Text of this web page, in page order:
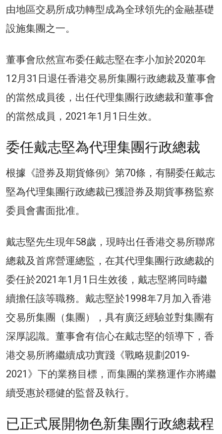
由地區交易所成功轉型成為全球領先的金融基礎
設施集團之一。
董事會欣然宣布委任戴志堅在李小加於2020年
12月31日退任香港交易所集團行政總裁及董事會
的當然成員後，出任代理集團行政總裁和董事會
的當然成員，2021年1月1日生效。
委任戴志堅為代理集團行政總裁
根據《證券及期貨條例》第70條，有關委任戴志
堅為代理集團行政總裁已獲證券及期貨事務監察
委員會書面批准。
戴志堅先生現年58歲，現時出任香港交易所聯席
總裁及首席營運總監，在其代理集團行政總裁的
委任於2021年1月1日生效後，戴志堅將同時繼
續擔任該等職務。戴志堅於1998年7月加入香港
交易所集團（集團），具有廣泛經驗並對集團有
深厚認識。董事會有信心在戴志堅的領導下，香
港交易所將繼續成功實踐《戰略規劃2019-
2021》下的業務目標，而集團的業務運作亦將繼
續受惠於穩健的監督及執行。
已正式展開物色新集團行政總裁程